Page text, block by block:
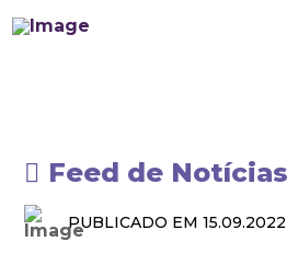
Feed de Notícias
PUBLICADO EM 15.09.2022